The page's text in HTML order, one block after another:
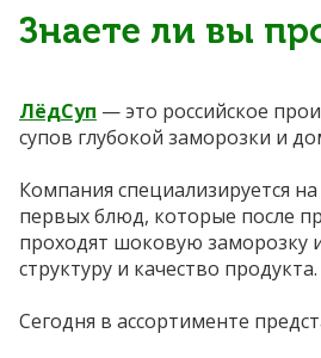
Знаете ли вы
ЛёдСуп — это российское
супов глубокой заморозки и
Компания специализируется
первых блюд, которые после
проходят шоковую заморозку
структуру и качество продукта.
Сегодня в ассортименте